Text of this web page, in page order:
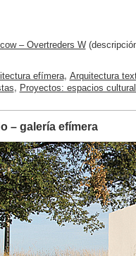
– Overtreders W
efímera, Arquitectura
, Proyectos: espacios
– galería efímera